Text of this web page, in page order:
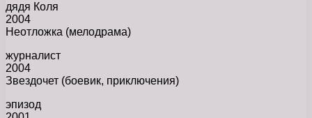
дядя Коля
2004
Неотложка (мелодрама)
журналист
2004
Звездочет (боевик, приключения)
эпизод